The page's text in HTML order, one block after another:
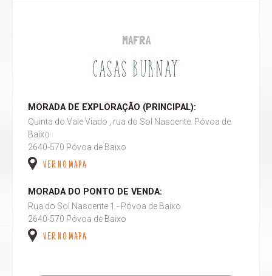
MAFRA
CASAS BURNAY
MORADA DE EXPLORAÇÃO (PRINCIPAL):
Quinta do Vale Viado , rua do Sol Nascente. Póvoa de
Baixo
2640-570 Póvoa de Baixo
VER NO MAPA
MORADA DO PONTO DE VENDA:
Rua do Sol Nascente 1 - Póvoa de Baixo
2640-570 Póvoa de Baixo
VER NO MAPA